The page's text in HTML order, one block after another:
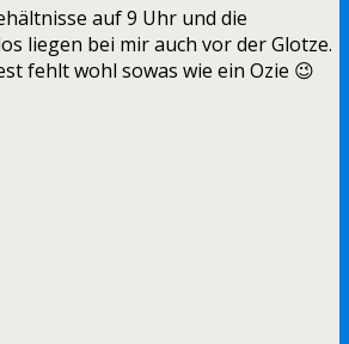
auf 9 Uhr und die
liegen bei mir auch vor der Glotze.
fehlt wohl sowas wie ein Ozie 😉